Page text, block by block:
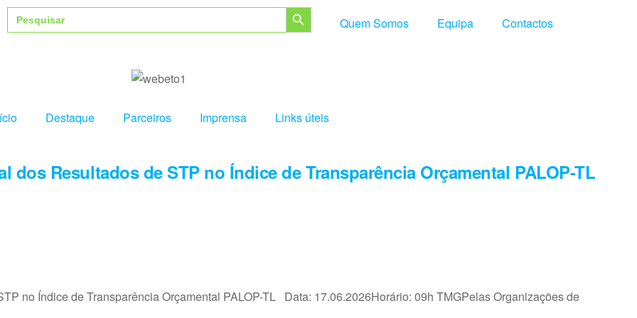
Search
for:
Search Button
Quem Somos
Equipa Contactos
Destaque Parceiros Imprensa Links úteis
dos Resultados de STP no Índice de Transparência Orçamental PALOP-TL
no Índice de Transparência Orçamental PALOP-TL Data: 17.06.2026Horário: 09h TMGPelas Organizações de